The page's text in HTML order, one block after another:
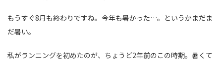
もうすぐ8月も終わりですね。今年も暑かった…。というかまだま
だ暑い。
私がランニングを初めたのが、ちょうど2年前のこの時期。暑くて